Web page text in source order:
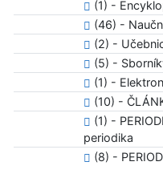
(1) -
(46) -
(2) -
(5) -
(1) -
(10) -
(1) -
periodika
(8) -